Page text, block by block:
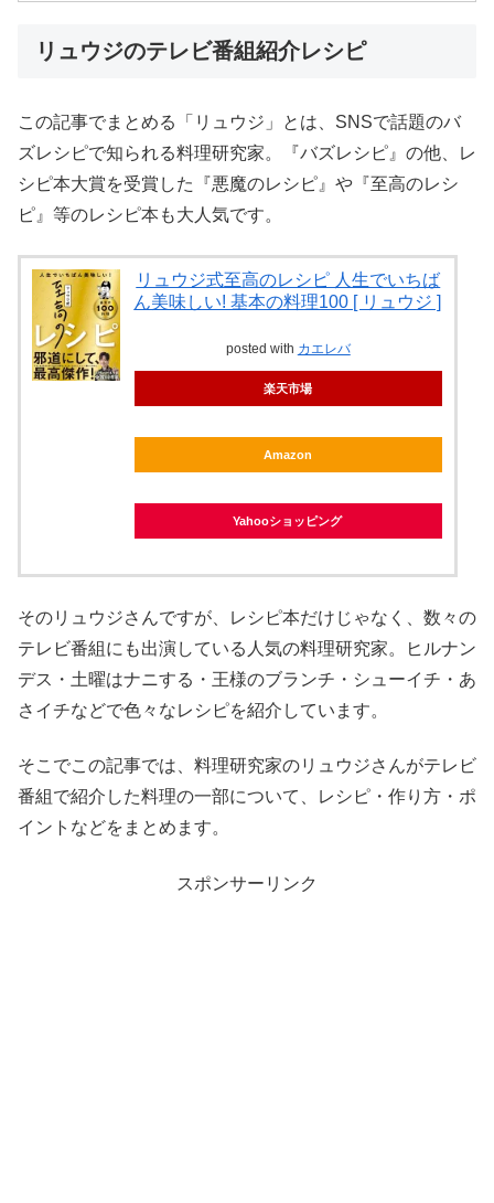
リュウジのテレビ番組紹介レシピ
この記事でまとめる「リュウジ」とは、SNSで話題のバ
ズレシピで知られる料理研究家。『バズレシピ』の他、レ
シピ本大賞を受賞した『悪魔のレシピ』や『至高のレシ
ピ』等のレシピ本も大人気です。
リュウジ式至高のレシピ 人生でいちば
ん美味しい! 基本の料理100 [ リュウジ ]
posted with カエレバ
楽天市場
Amazon
Yahooショッピング
そのリュウジさんですが、レシピ本だけじゃなく、数々の
テレビ番組にも出演している人気の料理研究家。ヒルナン
デス・土曜はナニする・王様のブランチ・シューイチ・あ
さイチなどで色々なレシピを紹介しています。
そこでこの記事では、料理研究家のリュウジさんがテレビ
番組で紹介した料理の一部について、レシピ・作り方・ポ
イントなどをまとめます。
スポンサーリンク